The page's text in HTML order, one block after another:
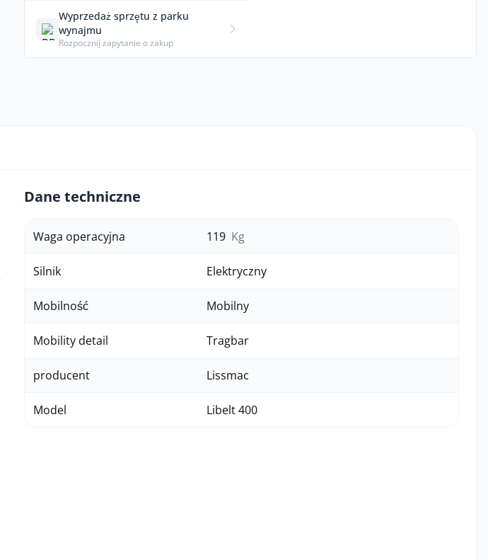
Wyprzedaż sprzętu z parku
wynajmu
Rozpocznij zapytanie o zakup
Dane techniczne
Waga operacyjna 119 Kg
Silnik Elektryczny
Mobilność Mobilny
Mobility detail Tragbar
producent Lissmac
Model Libelt 400